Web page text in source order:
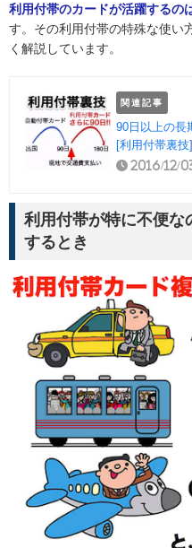
利用付帯のカードが活躍するの
す。その利用付帯の特殊な使い
く解説しています。
関連記事
90日以上の長
[利用付帯裏技]
2016/12/
利用付帯が特に不便な
するとき